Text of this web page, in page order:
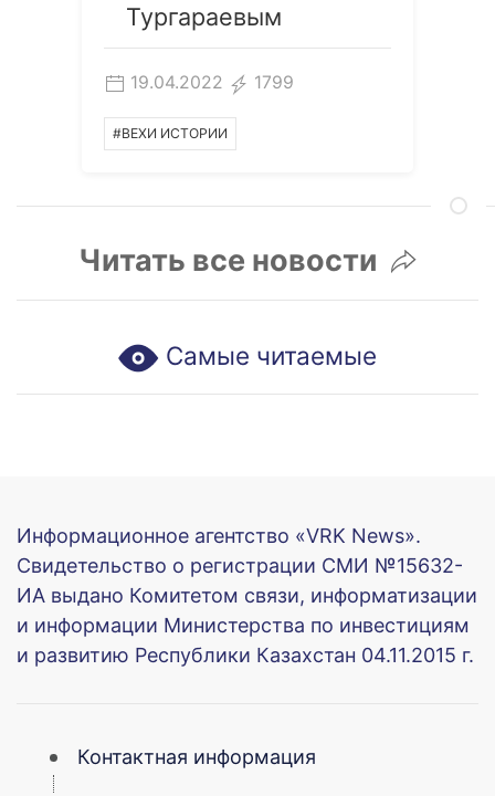
Тургараевым
19.04.2022 1799
#ВЕХИ ИСТОРИИ
Читать все новости
Самые читаемые
Информационное агентство «VRK News».
Свидетельство о регистрации СМИ №15632-
ИА выдано Комитетом связи, информатизации
и информации Министерства по инвестициям
и развитию Республики Казахстан 04.11.2015 г.
Контактная информация